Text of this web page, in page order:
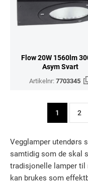
Flow 20W 1560lm
Asym Svart
Artikelnr:7703345
1 2
Vegglamper utendørs
samtidig som de skal
tradisjonelle lamper til
kan brukes som